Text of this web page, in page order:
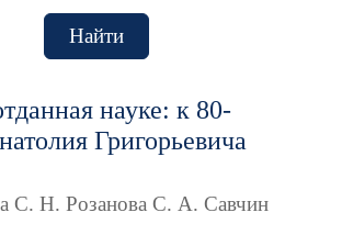
Найти
науке: к 80-
Григорьевича
С. Н. Розанова С. А. Савчин